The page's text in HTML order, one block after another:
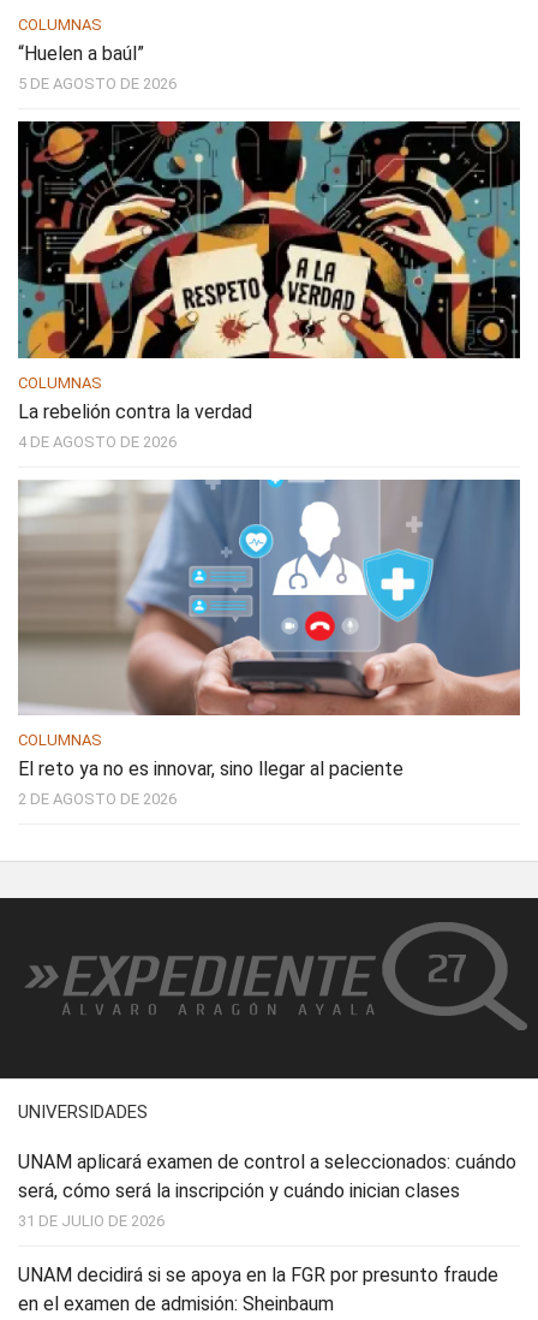
COLUMNAS
“Huelen a baúl”
5 DE AGOSTO DE 2026
COLUMNAS
La rebelión contra la verdad
4 DE AGOSTO DE 2026
COLUMNAS
El reto ya no es innovar, sino llegar al paciente
2 DE AGOSTO DE 2026
UNIVERSIDADES
UNAM aplicará examen de control a seleccionados: cuándo
será, cómo será la inscripción y cuándo inician clases
31 DE JULIO DE 2026
UNAM decidirá si se apoya en la FGR por presunto fraude
en el examen de admisión: Sheinbaum